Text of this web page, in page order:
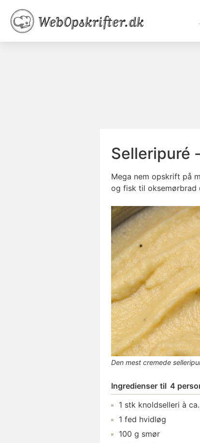
Selleripuré
Mega nem opskrift på
og fisk til
Den mest cremede
Ingredienser til 4
1 stk knoldselleri à
1 fed hvidløg
100 g smør